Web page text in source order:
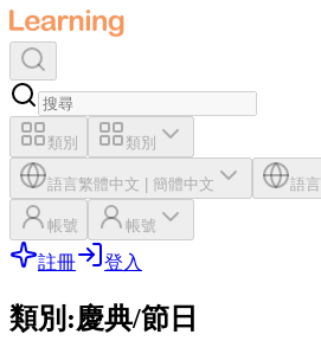
類別 類別
語言繁體中文 簡體中文 語言
帳號 帳號
註冊 登入
類別 :慶典/節日